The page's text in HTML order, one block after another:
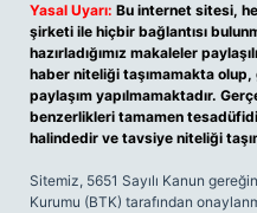
Yasal Uyarı: Bu internet sitesi,
şirketi ile hiçbir bağlantısı
hazırladığımız makaleler
haber niteliği taşımamakta
paylaşım yapılmamaktadır.
benzerlikleri tamamen
halindedir ve tavsiye niteliği
Sitemiz, 5651 Sayılı Kanun
Kurumu (BTK) tarafından